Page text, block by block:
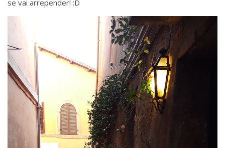
se vai arrepender! :D